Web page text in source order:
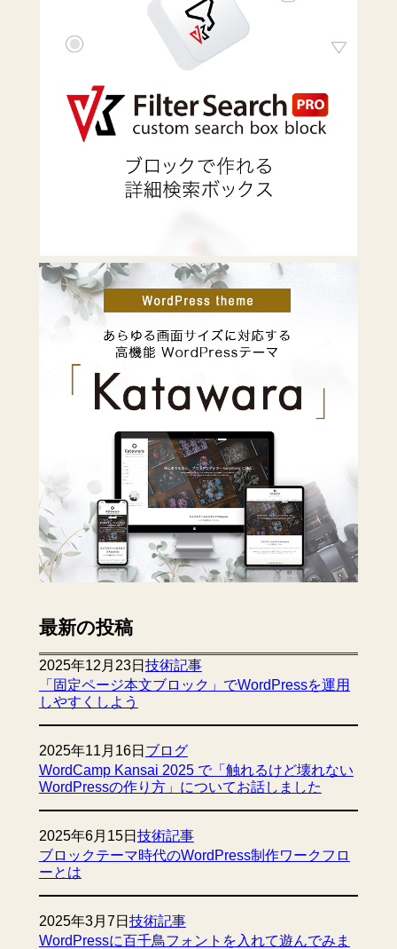
最新の投稿
2025年12月23日 技術記事
「固定ページ本文ブロック」でWordPressを運用
しやすくしよう
2025年11月16日 ブログ
WordCamp Kansai 2025 で「触れるけど壊れない
WordPressの作り方」についてお話しました
2025年6月15日 技術記事
ブロックテーマ時代のWordPress制作ワークフロ
ーとは
2025年3月7日 技術記事
WordPressに百千鳥フォントを入れて遊んでみま